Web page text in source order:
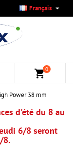
Français 
shopping_cart0
Power 38 mm
d'été du 8 au
6/8 seront
8.
×
×
×
liste d'envies
×
produits à votre
Connexion